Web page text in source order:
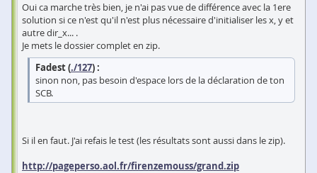
Oui ca marche très bien, je n'ai pas vue de différence avec la 1ere
solution si ce n'est qu'il n'est plus nécessaire d'initialiser les x, y et
autre dir_x... .
Je mets le dossier complet en zip.
Fadest (./127) :
sinon non, pas besoin d'espace lors de la déclaration de ton
SCB.
Si il en faut. J'ai refais le test (les résultats sont aussi dans le zip).
http://pageperso.aol.fr/firenzemouss/grand.zip